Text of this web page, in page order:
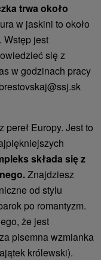
trwa około
w jaskini to około
Wstęp jest
się z
w godzinach pracy
Europy. Jest to
składa się z
Znajdziesz
od stylu
po romantyzm.
że jest
pisemna wzmianka
królewski).